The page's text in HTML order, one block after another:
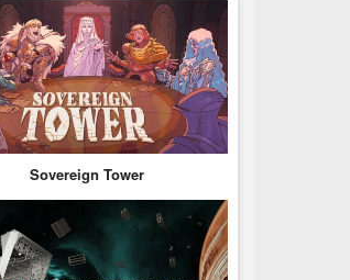
Sovereign Tower